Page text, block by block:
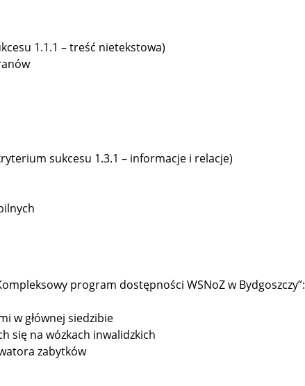
1.1.1 – treść nietekstowa)
sukcesu 1.3.1 – informacje i relacje)
program dostępności WSNoZ w Bydgoszczy”:
w głównej siedzibie
się na wózkach inwalidzkich
zabytków